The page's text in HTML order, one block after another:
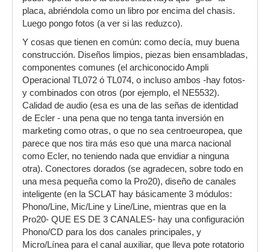
placa, abriéndola como un libro por encima del chasis.
Luego pongo fotos (a ver si las reduzco).
Y cosas que tienen en común: como decía, muy buena
construcción. Diseños limpios, piezas bien ensambladas,
componentes comunes (el archiconocido Ampli
Operacional TL072 ó TL074, o incluso ambos -hay fotos-
y combinados con otros (por ejemplo, el NE5532).
Calidad de audio (esa es una de las señas de identidad
de Ecler - una pena que no tenga tanta inversión en
marketing como otras, o que no sea centroeuropea, que
parece que nos tira más eso que una marca nacional
como Ecler, no teniendo nada que envidiar a ninguna
otra). Conectores dorados (se agradecen, sobre todo en
una mesa pequeña como la Pro20), diseño de canales
inteligente (en la SCLAT hay básicamente 3 módulos:
Phono/Line, Mic/Line y Line/Line, mientras que en la
Pro20- QUE ES DE 3 CANALES- hay una configuración
Phono/CD para los dos canales principales, y
Micro/Línea para el canal auxiliar, que lleva pote rotatorio